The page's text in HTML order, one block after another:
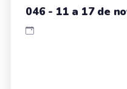
046 - 11 a 17 de